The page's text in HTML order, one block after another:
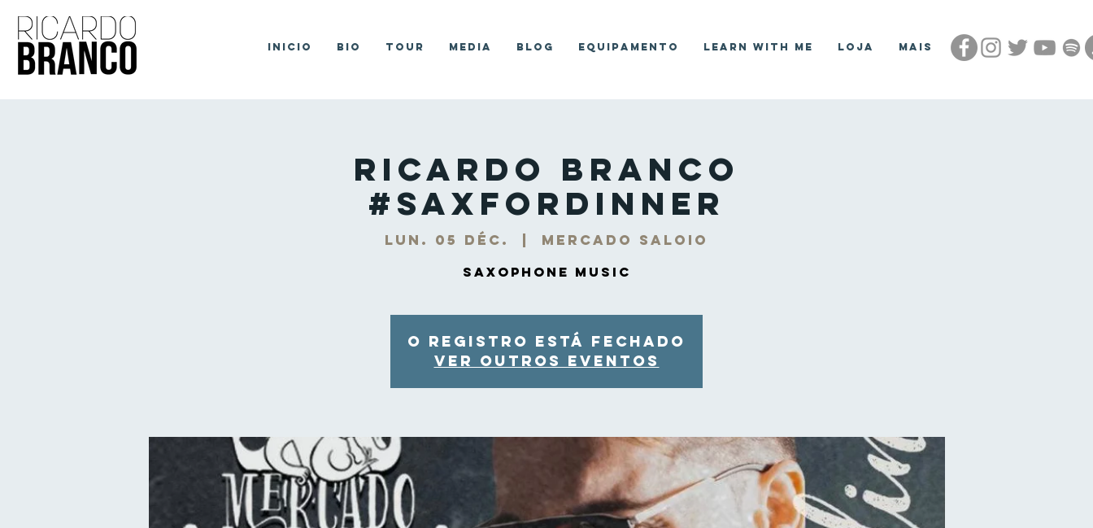
Inicio Bio Tour Media Blog Equipamento Learn With Me Loja Mais
Ricardo Branco
#SaxForDinner
lun. 05 déc. Mercado Saloio
Saxophone Music
O registro está fechado
Ver outros eventos